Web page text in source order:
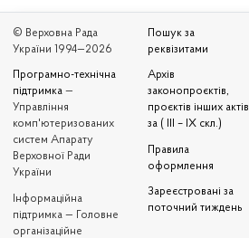
© Верховна Рада
України 1994—2026
Програмно-технічна
підтримка —
Управління
комп'ютеризованих
систем Апарату
Верховної Ради
України
Iнформаційна
підтримка — Головне
організаційне
Пошук за
реквізитами
Архів
законопроєктів,
проєктів інших актів
за ( III – IX скл.)
Правила
оформлення
Зареєстровані за
поточний тиждень